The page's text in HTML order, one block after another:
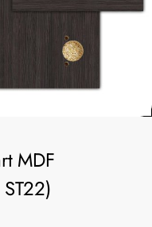
MDF